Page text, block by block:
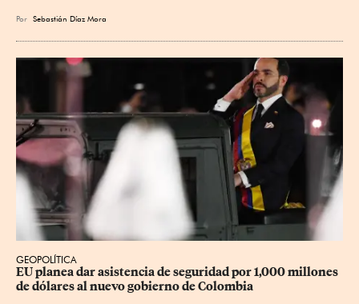
Por Sebastián Díaz Mora
GEOPOLÍTICA
EU planea dar asistencia de seguridad por 1,000 millones
de dólares al nuevo gobierno de Colombia